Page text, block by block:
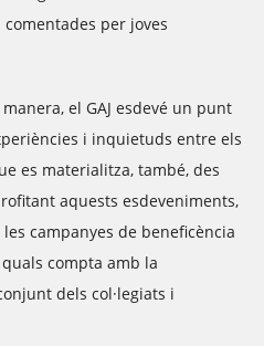
per joves
el GAJ esdevé un punt
i inquietuds entre els
es materialitza, també, des
aquests esdeveniments,
campanyes de beneficència
compta amb la
dels col·legiats i